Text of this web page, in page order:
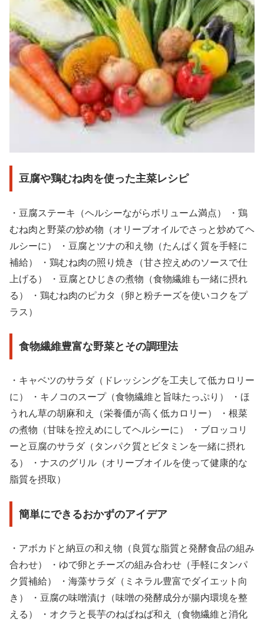
豆腐や鶏むね肉を使った主菜レシピ
・豆腐ステーキ（ヘルシーながらボリューム満点） ・鶏
むね肉と野菜の炒め物（オリーブオイルでさっと炒めてヘ
ルシーに） ・豆腐とツナの和え物（たんぱく質を手軽に
補給） ・鶏むね肉の照り焼き（甘さ控えめのソースで仕
上げる） ・豆腐とひじきの煮物（食物繊維も一緒に摂れ
る） ・鶏むね肉のピカタ（卵と粉チーズを使いコクをプ
ラス）
食物繊維豊富な野菜とその調理法
・キャベツのサラダ（ドレッシングを工夫して低カロリー
に） ・キノコのスープ（食物繊維と旨味たっぷり） ・ほ
うれん草の胡麻和え（栄養価が高く低カロリー） ・根菜
の煮物（甘味を控えめにしてヘルシーに） ・ブロッコリ
ーと豆腐のサラダ（タンパク質とビタミンを一緒に摂れ
る） ・ナスのグリル（オリーブオイルを使って健康的な
脂質を摂取）
簡単にできるおかずのアイデア
・アボカドと納豆の和え物（良質な脂質と発酵食品の組み
合わせ） ・ゆで卵とチーズの組み合わせ（手軽にタンパ
ク質補給） ・海藻サラダ（ミネラル豊富でダイエット向
き） ・豆腐の味噌漬け（味噌の発酵成分が腸内環境を整
える） ・オクラと長芋のねばねば和え（食物繊維と消化